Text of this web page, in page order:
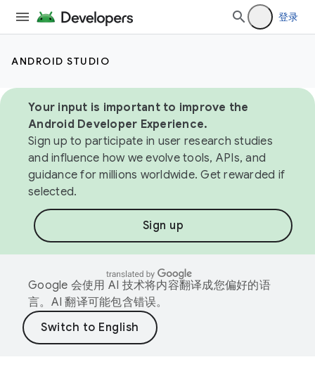
登录
ANDROID STUDIO
Your input is important to improve the
Android Developer Experience.
Sign up to participate in user research studies
and influence how we evolve tools, APIs, and
guidance for millions worldwide. Get rewarded if
selected.
Sign up
Google 会使用 AI 技术将内容翻译成您偏好的语
言。AI 翻译可能包含错误。